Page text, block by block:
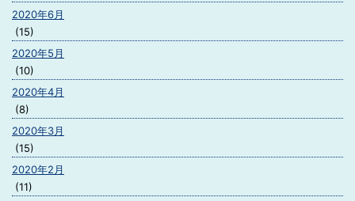
2020年6月
(15)
2020年5月
(10)
2020年4月
(8)
2020年3月
(15)
2020年2月
(11)